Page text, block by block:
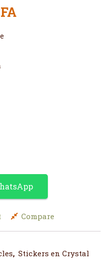
était :
miroir 140 cm * 87cm
Compare
, Stickers en Crystal